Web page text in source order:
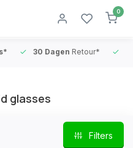
0
30 Dagen Retour*
glasses
Filters